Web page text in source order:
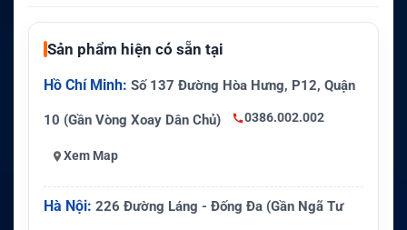
Sản phẩm hiện có sẵn tại
Hồ Chí Minh: Số 137 Đường Hòa Hưng, P12, Quận
10 (Gần Vòng Xoay Dân Chủ) 0386.002.002
Xem Map
Hà Nội: 226 Đường Láng - Đống Đa (Gần Ngã Tư